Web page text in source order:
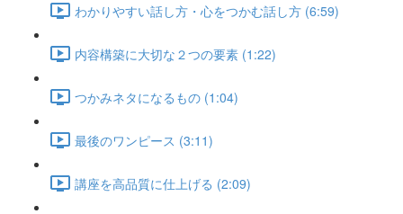
わかりやすい話し方・心をつかむ話し方 (6:59)
内容構築に大切な２つの要素 (1:22)
つかみネタになるもの (1:04)
最後のワンピース (3:11)
講座を高品質に仕上げる (2:09)